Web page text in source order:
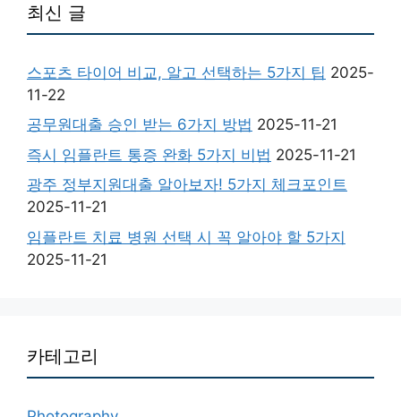
최신 글
스포츠 타이어 비교, 알고 선택하는 5가지 팁 2025-
11-22
공무원대출 승인 받는 6가지 방법 2025-11-21
즉시 임플란트 통증 완화 5가지 비법 2025-11-21
광주 정부지원대출 알아보자! 5가지 체크포인트
2025-11-21
임플란트 치료 병원 선택 시 꼭 알아야 할 5가지
2025-11-21
카테고리